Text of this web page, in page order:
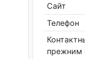
Сайт
Телефон
прежним